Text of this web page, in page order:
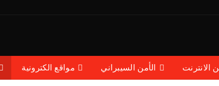
الانترنت الأمن السيبراني مواقع الكترونية